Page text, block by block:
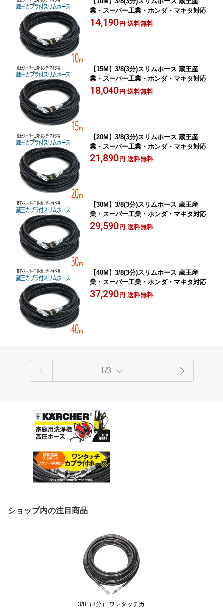
業・スーパー工業・ホンダ・マキタ対応
14,190 円 送料無料
【15M】3/8(3分)スリムホース 蔵王産
業・スーパー工業・ホンダ・マキタ対応
18,040 円 送料無料
【20M】3/8(3分)スリムホース 蔵王産
業・スーパー工業・ホンダ・マキタ対応
21,890 円 送料無料
【30M】3/8(3分)スリムホース 蔵王産
業・スーパー工業・ホンダ・マキタ対応
29,590 円 送料無料
【40M】3/8(3分)スリムホース 蔵王産
業・スーパー工業・ホンダ・マキタ対応
37,290 円 送料無料
1/3
ショップ内の注目商品
3/8（3分） ワンタッチカ